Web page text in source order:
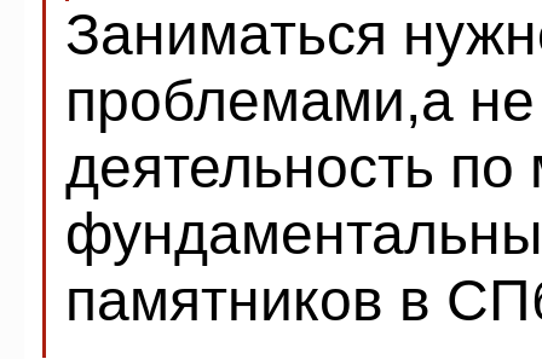
Заниматься
проблемами,а
деятельность
памятников в